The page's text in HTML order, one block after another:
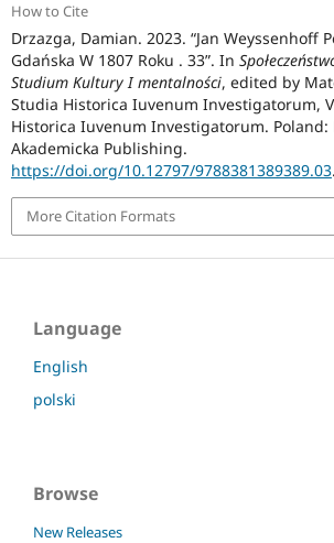
How to Cite
Drzazga, Damian. 2023. “Jan Weyssenhoff
Gdańska W 1807 Roku . 33”. In
Studium Kultury I mentalności, edited by
Studia Historica Iuvenum Investigatorum,
Historica Iuvenum Investigatorum. Poland:
Akademicka Publishing.
https://doi.org/10.12797/9788381389389.03.
More Citation Formats
Language
English
polski
Browse
New Releases